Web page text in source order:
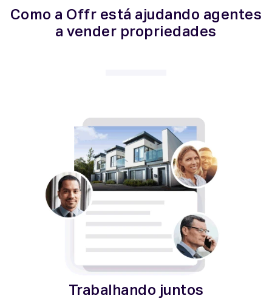
Como a Offr está ajudando agentes
a vender propriedades
Trabalhando juntos